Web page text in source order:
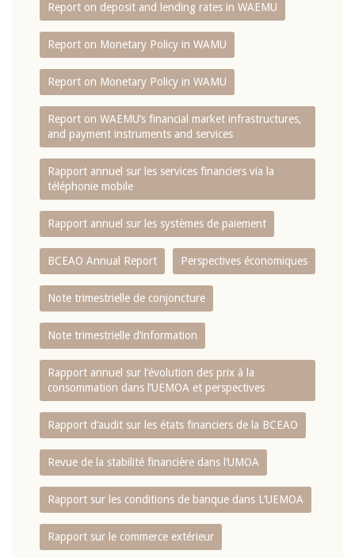
Report on deposit and lending rates in WAEMU
Report on Monetary Policy in WAMU
Report on Monetary Policy in WAMU
Report on WAEMU’s financial market infrastructures,
and payment instruments and services
Rapport annuel sur les services financiers via la
téléphonie mobile
Rapport annuel sur les systèmes de paiement
BCEAO Annual Report Perspectives économiques
Note trimestrielle de conjoncture
Note trimestrielle d‘information
Rapport annuel sur l‘évolution des prix à la
consommation dans l‘UEMOA et perspectives
Rapport d‘audit sur les états financiers de la BCEAO
Revue de la stabilité financière dans l‘UMOA
Rapport sur les conditions de banque dans L‘UEMOA
Rapport sur le commerce extérieur